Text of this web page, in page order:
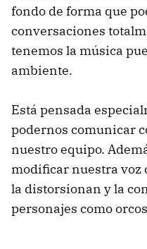
fondo de forma que
conversaciones
tenemos la música
ambiente.
Está pensada
podernos comunicar
nuestro equipo.
modificar nuestra voz
la distorsionan y la
personajes como